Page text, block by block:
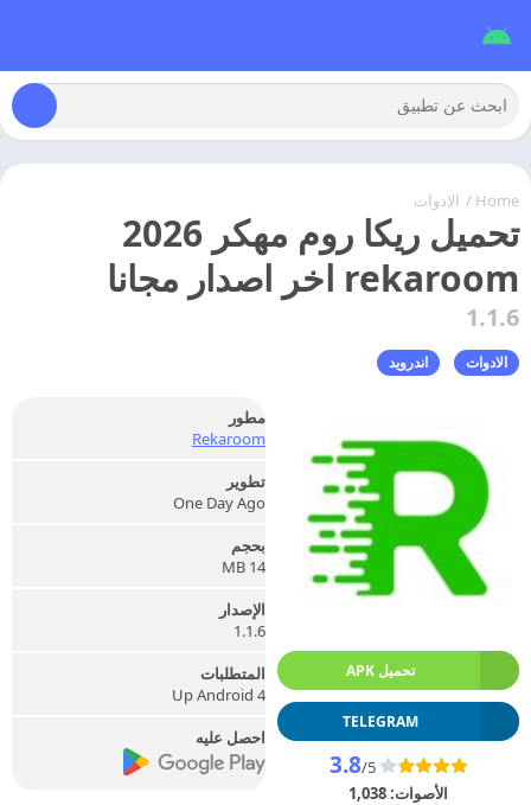
Home
/ الادوات
تحميل ريكا روم مهكر 2026
rekaroom اخر اصدار مجانا
1.1.6
الادوات اندرويد
تحميل APK
TELEGRAM
3.8/5
الأصوات:1,038
مطور
Rekaroom
تطوير
One Day Ago
بحجم
14 MB
الإصدار
1.1.6
المتطلبات
Up Android 4
احصل عليه